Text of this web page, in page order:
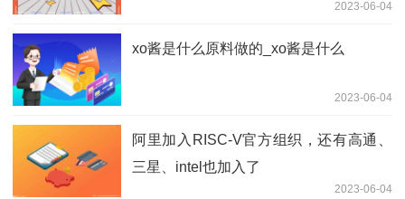
2023-06-04
xo酱是什么原料做的_xo酱是什么
2023-06-04
阿里加入RISC-V官方组织，还有高通、
三星、intel也加入了
2023-06-04